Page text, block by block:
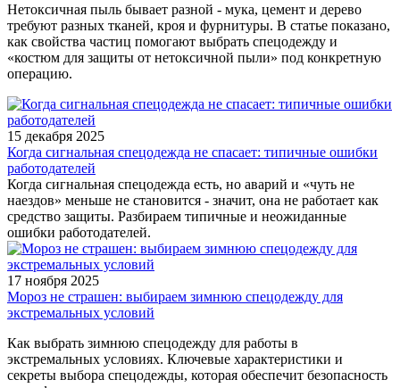
Нетоксичная пыль бывает разной - мука, цемент и дерево
требуют разных тканей, кроя и фурнитуры. В статье показано,
как свойства частиц помогают выбрать спецодежду и
«костюм для защиты от нетоксичной пыли» под конкретную
операцию.
15 декабря 2025
Когда сигнальная спецодежда не спасает: типичные ошибки
работодателей
Когда сигнальная спецодежда есть, но аварий и «чуть не
наездов» меньше не становится - значит, она не работает как
средство защиты. Разбираем типичные и неожиданные
ошибки работодателей.
17 ноября 2025
Мороз не страшен: выбираем зимнюю спецодежду для
экстремальных условий
Как выбрать зимнюю спецодежду для работы в
экстремальных условиях. Ключевые характеристики и
секреты выбора спецодежды, которая обеспечит безопасность